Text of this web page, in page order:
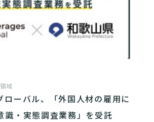
域
ローバル、「外国人材の雇用に
識・実態調査業務」を受託